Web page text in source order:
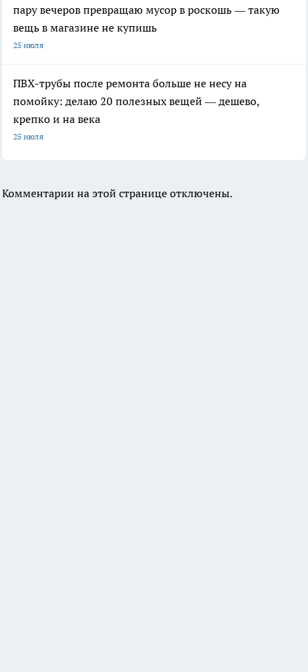
пару вечеров превращаю мусор в роскошь — такую
вещь в магазине не купишь
25 июля
ПВХ-трубы после ремонта больше не несу на
помойку: делаю 20 полезных вещей — дешево,
крепко и на века
25 июля
Комментарии на этой странице отключены.